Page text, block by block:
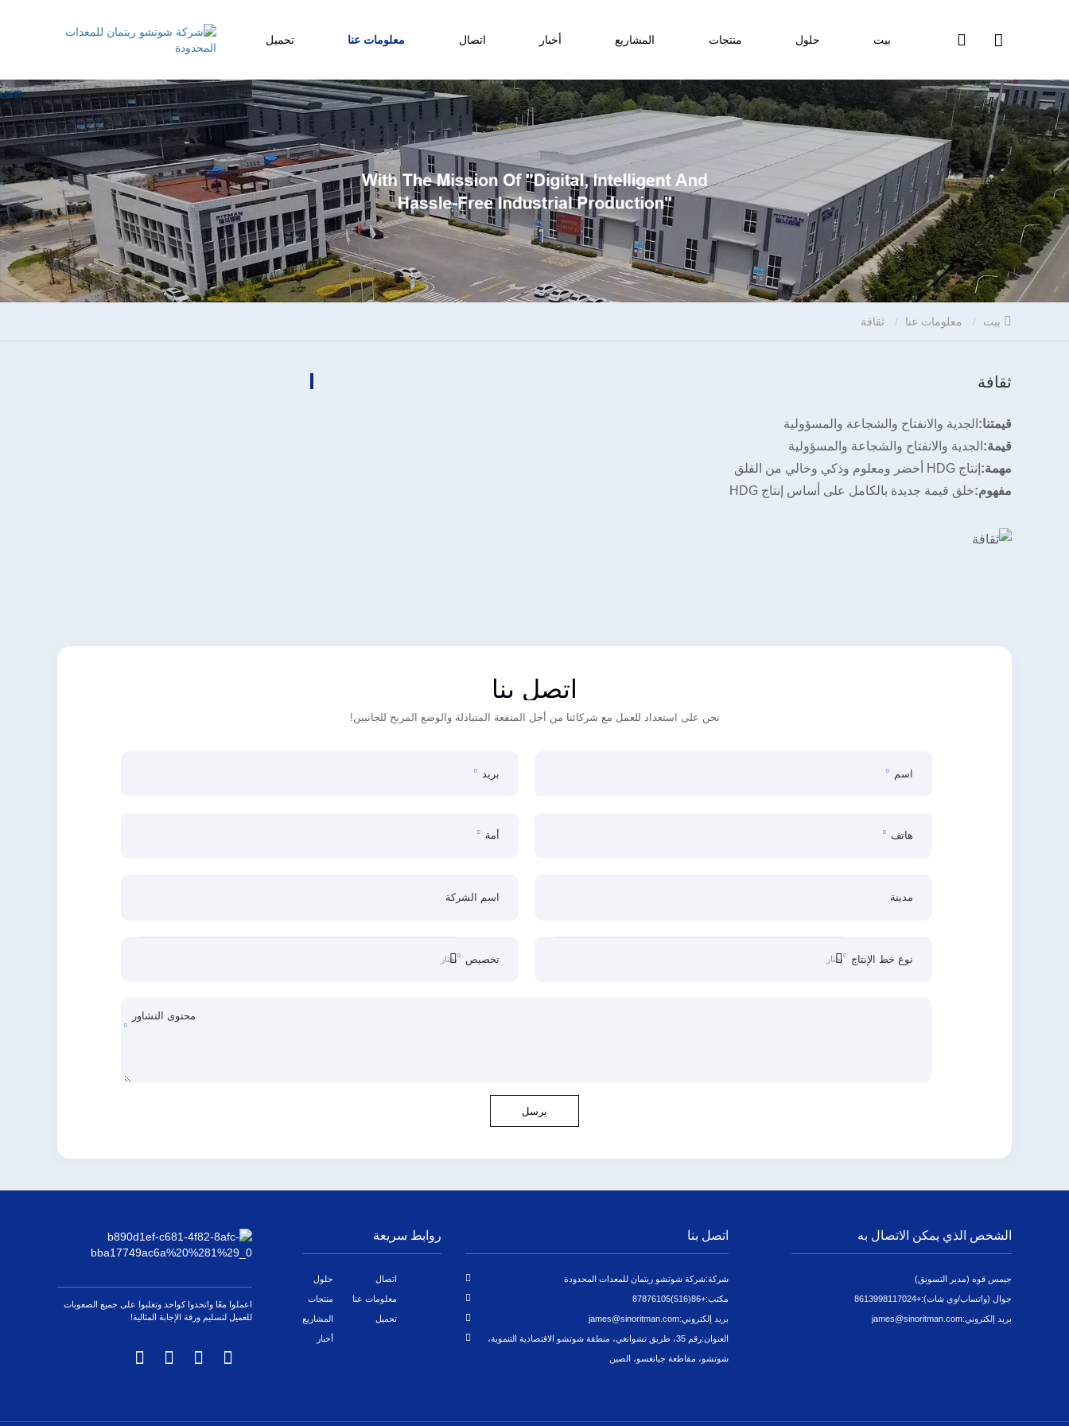
بيت حلول منتجات المشاريع أخبار اتصال معلومات عنا تحميل
معلومات عنا
ثقافة
قيمتنا: الجدية والانفتاح والشجاعة والمسؤولية
قيمة: الجدية والانفتاح والشجاعة والمسؤولية
مهمة: إنتاج HDG أخضر ومعلوم وذكي وخالي من القلق
مفهوم:خلق قيمة جديدة بالكامل على أساس إنتاج HDG
اتصل بنا
نحن على استعداد للعمل مع شركائنا من أجل المنفعة المتبادلة والوضع المربح للجانبين!
اسم بريد
هاتف أمة
مدينة اسم الشركة
نوع خط الإنتاج تخصيص
محتوى التشاور
يرسل
اعملوا معًا واتحدوا كواحد وتغلبوا على جميع الصعوبات
للعميل لتسليم ورقة الإجابة المثالية!
روابط سريعة
حلول
منتجات
المشاريع
أخبار
اتصال
معلومات عنا
تحميل
اتصل بنا
شركة:شركة شوتشو ريتمان للمعدات المحدودة
مكتب:+86(516)87876105
بريد إلكتروني:james@sinoritman.com
العنوان: رقم 35، طريق تشوانغي، منطقة شوتشو الاقتصادية التنموية،
شوتشو، مقاطعة جيانغسو، الصين
الشخص الذي يمكن الاتصال به
جيمس قوه (مدير التسويق)
جوال (واتساب/وي شات):+8613998117024
بريد إلكتروني:james@sinoritman.com